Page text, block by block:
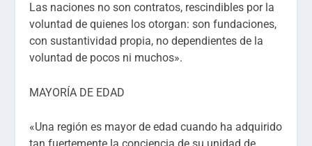
Las naciones no son contratos, rescindibles por la
voluntad de quienes los otorgan: son fundaciones,
con sustantividad propia, no dependientes de la
voluntad de pocos ni muchos».
MAYORÍA DE EDAD
«Una región es mayor de edad cuando ha adquirido